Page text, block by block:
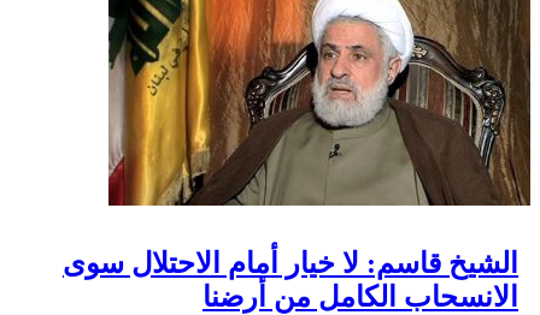
الشيخ قاسم: لا خيار أمام الاحتلال سوى
الانسحاب الكامل من أرضنا